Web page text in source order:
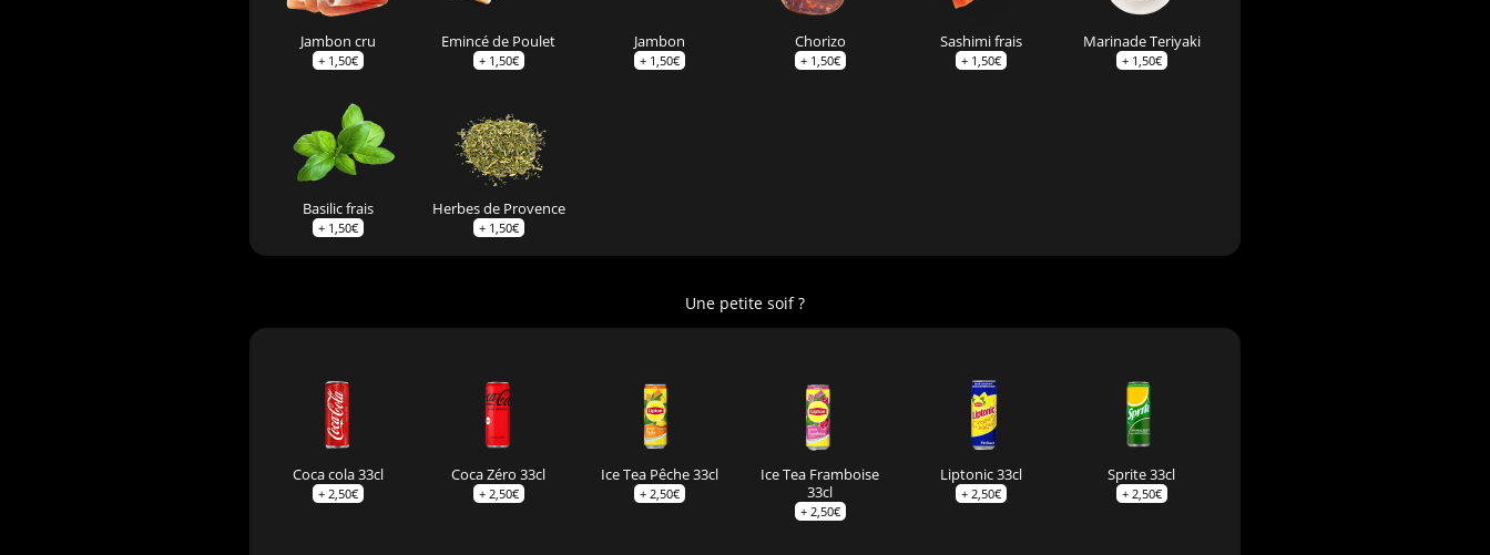
Jambon cru
+ 1,50€
Emincé de Poulet
+ 1,50€
Jambon
+ 1,50€
Chorizo
+ 1,50€
Sashimi frais
+ 1,50€
Marinade Teriyaki
+ 1,50€
Basilic frais
+ 1,50€
Herbes de Provence
+ 1,50€
Une petite soif ?
Coca cola 33cl
+ 2,50€
Coca Zéro 33cl
+ 2,50€
Ice Tea Pêche 33cl
+ 2,50€
Ice Tea Framboise
33cl
+ 2,50€
Liptonic 33cl
+ 2,50€
Sprite 33cl
+ 2,50€